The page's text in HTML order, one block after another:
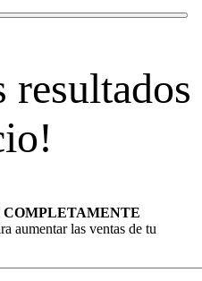
resultados
COMPLETAMENTE
aumentar las ventas de tu